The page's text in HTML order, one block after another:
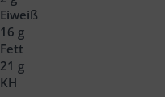
Eiweiß
16 g
Fett
21 g
KH